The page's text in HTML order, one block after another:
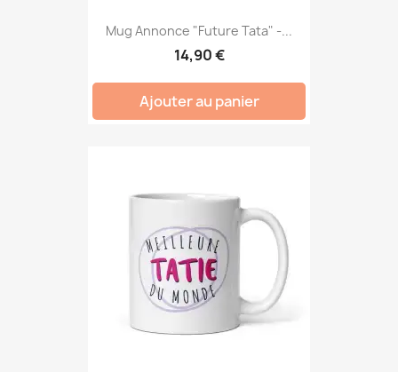
Mug Annonce "Future Tata" -...
14,90 €
Ajouter au panier